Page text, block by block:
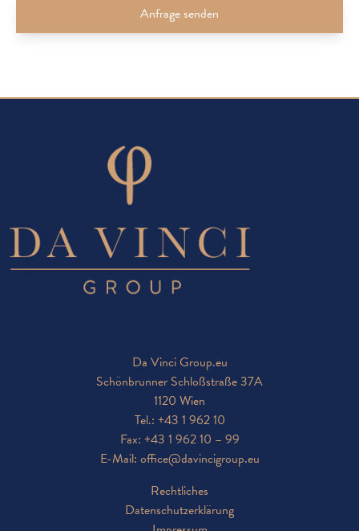
Anfrage senden
Da Vinci Group.eu
Schönbrunner Schloßstraße 37A
1120 Wien
Tel.: +43 1 962 10
Fax: +43 1 962 10 – 99
E-Mail: office@davincigroup.eu
Rechtliches
Datenschutzerklärung